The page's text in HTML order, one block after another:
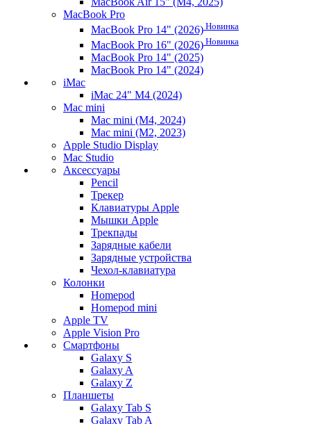
MacBook Pro
MacBook Pro 14" (2026) Новинка
MacBook Pro 16" (2026) Новинка
MacBook Pro 14" (2025)
MacBook Pro 14" (2024)
iMac
iMac 24" M4 (2024)
Mac mini
Mac mini (M4, 2024)
Mac mini (M2, 2023)
Apple Studio Display
Mac Studio
Аксессуары
Pencil
Трекер
Клавиатуры Apple
Мышки Apple
Трекпады
Зарядные кабели
Зарядные устройства
Чехол-клавиатура
Колонки
Homepod
Homepod mini
Apple TV
Apple Vision Pro
Смартфоны
Galaxy S
Galaxy A
Galaxy Z
Планшеты
Galaxy Tab S
Galaxy Tab A